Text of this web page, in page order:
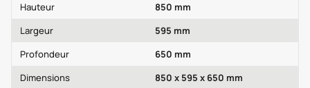
Hauteur
850 mm
Largeur
595 mm
Profondeur
650 mm
Dimensions
850 x 595 x 650 mm